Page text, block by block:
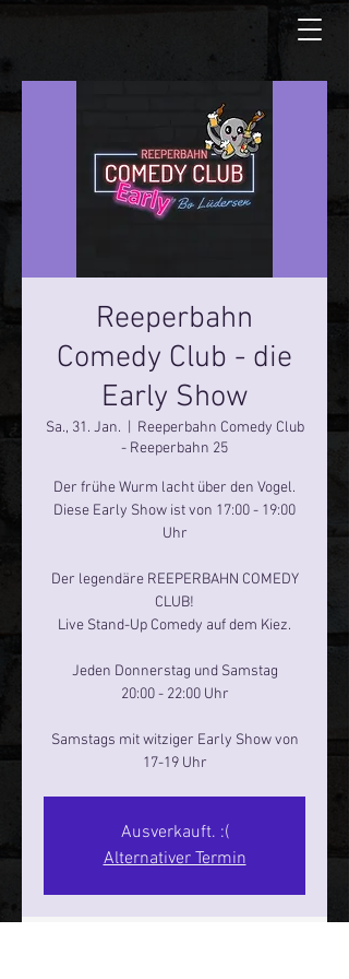
Reeperbahn
Comedy Club - die
Early Show
Sa., 31. Jan.
Reeperbahn Comedy Club
- Reeperbahn 25
Der frühe Wurm lacht über den Vogel.
Diese Early Show ist von 17:00 - 19:00
Uhr
Der legendäre REEPERBAHN COMEDY
CLUB!
Live Stand-Up Comedy auf dem Kiez.
Jeden Donnerstag und Samstag
20:00 - 22:00 Uhr
Samstags mit witziger Early Show von
17-19 Uhr
Ausverkauft. :(
Alternativer Termin